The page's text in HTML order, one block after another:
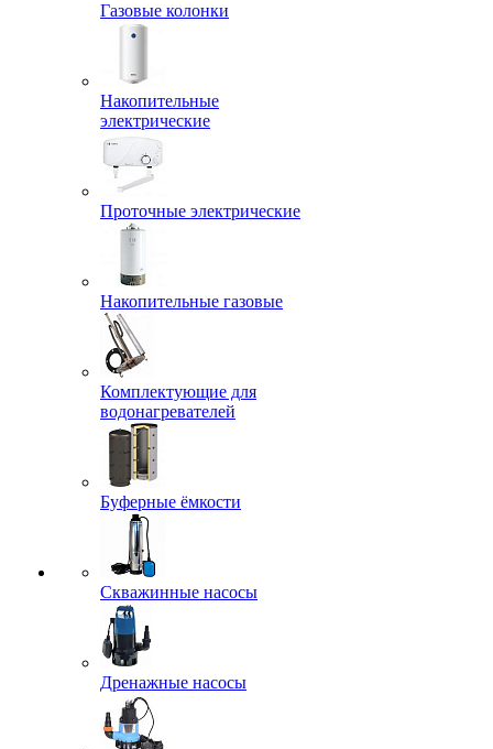
Газовые колонки
Накопительные
электрические
Проточные электрические
Накопительные газовые
Комплектующие для
водонагревателей
Буферные ёмкости
Скважинные насосы
Дренажные насосы